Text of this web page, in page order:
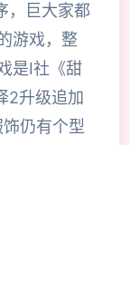
，巨大家都
游戏，整
是I社《甜
2升级追加
仍有个型